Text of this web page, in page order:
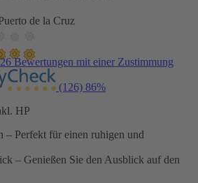
de la Cruz
Bewertungen mit einer Zustimmung
(126) 86%
HP
– Perfekt für einen ruhigen und
– Genießen Sie den Ausblick auf den